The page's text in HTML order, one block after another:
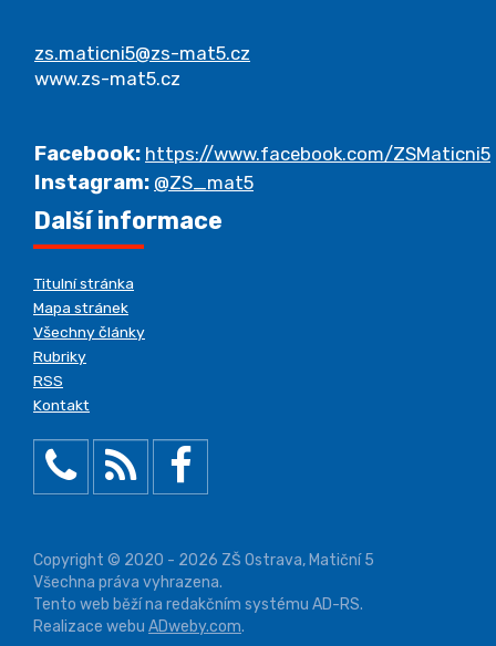
zs.maticni5@zs-mat5.cz
www.zs-mat5.cz
Facebook: https://www.facebook.com/ZSMaticni5
Instagram: @ZS_mat5
Další informace
Titulní stránka
Mapa stránek
Všechny články
Rubriky
RSS
Kontakt
Copyright © 2020 - 2026 ZŠ Ostrava, Matiční 5
Všechna práva vyhrazena.
Tento web běží na redakčním systému AD-RS.
Realizace webu ADweby.com.